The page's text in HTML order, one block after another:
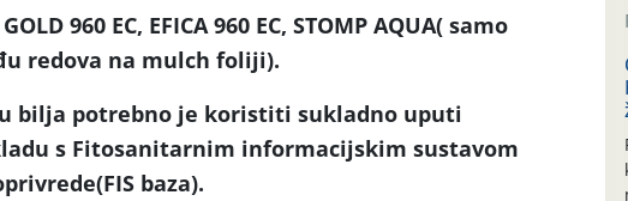
960 EC, EFICA 960 EC, STOMP AQUA( samo
redova na mulch foliji).
bilja potrebno je koristiti sukladno uputi
s Fitosanitarnim informacijskim sustavom
baza).